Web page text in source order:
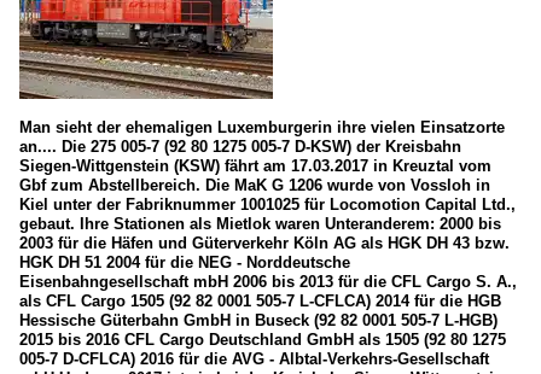
Man sieht der ehemaligen Luxemburgerin ihre vielen Einsatzorte
an.... Die 275 005-7 (92 80 1275 005-7 D-KSW) der Kreisbahn
Siegen-Wittgenstein (KSW) fährt am 17.03.2017 in Kreuztal vom
Gbf zum Abstellbereich. Die MaK G 1206 wurde von Vossloh in
Kiel unter der Fabriknummer 1001025 für Locomotion Capital Ltd.,
gebaut. Ihre Stationen als Mietlok waren Unteranderem: 2000 bis
2003 für die Häfen und Güterverkehr Köln AG als HGK DH 43 bzw.
HGK DH 51 2004 für die NEG - Norddeutsche
Eisenbahngesellschaft mbH 2006 bis 2013 für die CFL Cargo S. A.,
als CFL Cargo 1505 (92 82 0001 505-7 L-CFLCA) 2014 für die HGB
Hessische Güterbahn GmbH in Buseck (92 82 0001 505-7 L-HGB)
2015 bis 2016 CFL Cargo Deutschland GmbH als 1505 (92 80 1275
005-7 D-CFLCA) 2016 für die AVG - Albtal-Verkehrs-Gesellschaft